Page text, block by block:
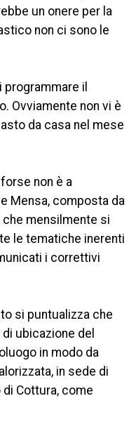
un onere per la
non ci sono le
il
Ovviamente non vi è
da casa nel mese
non è a
Mensa, composta da
mensilmente si
le tematiche inerenti
i correttivi
si puntualizza che
ubicazione del
in modo da
in sede di
Cottura, come